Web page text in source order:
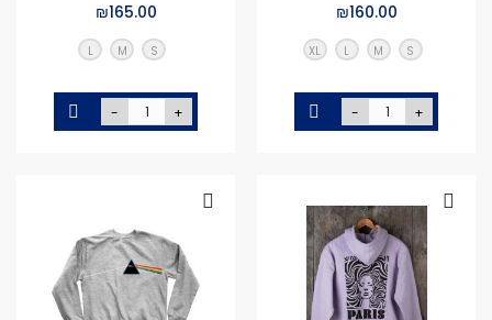
₪160.00
S
M
L
XL
- +
₪165.00
S
M
L
- +